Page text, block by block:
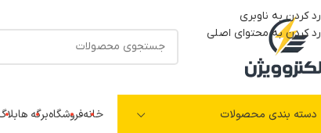
رد کردن به ناوبری
رد کردن به محتوای اصلی
دسته بندی محصولات خانهفروشگاهبرگه ها